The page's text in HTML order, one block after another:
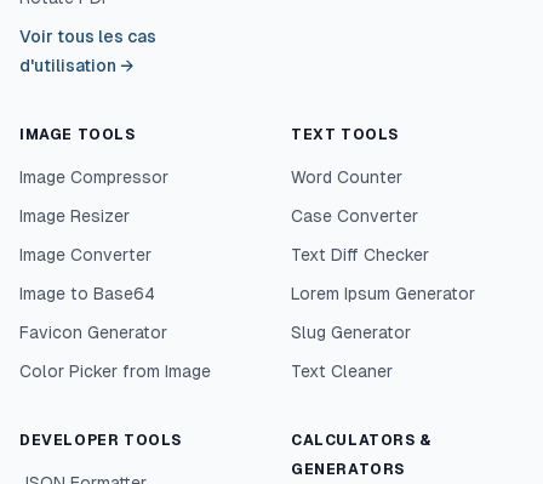
Voir tous les cas
d'utilisation →
IMAGE TOOLS
Image Compressor
Image Resizer
Image Converter
Image to Base64
Favicon Generator
Color Picker from Image
TEXT TOOLS
Word Counter
Case Converter
Text Diff Checker
Lorem Ipsum Generator
Slug Generator
Text Cleaner
DEVELOPER TOOLS
CALCULATORS &
GENERATORS